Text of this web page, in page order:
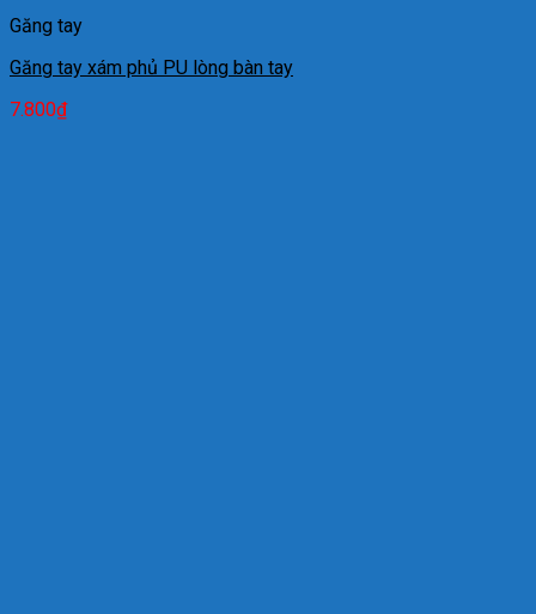
Găng tay
Găng tay xám phủ PU lòng bàn tay
7.800₫